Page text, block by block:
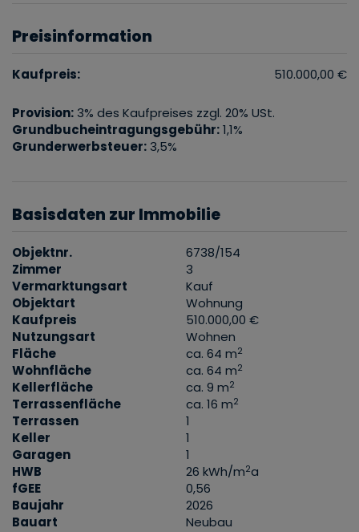
Preisinformation
Kaufpreis: 510.000,00 €
Provision: 3% des Kaufpreises zzgl. 20% USt.
Grundbucheintragungsgebühr:1,1%
Grunderwerbsteuer: 3,5%
Basisdaten zur Immobilie
Objektnr.
6738/154
Zimmer
3
Vermarktungsart
Kauf
Objektart
Wohnung
Kaufpreis
510.000,00 €
Nutzungsart
Wohnen
Fläche
ca. 64 m2
Wohnfläche ca. 64 m2
Kellerfläche ca. 9 m2
Terrassenfläche ca. 16 m2
Terrassen
1
Keller
1
Garagen
1
HWB
26 kWh/m2a
fGEE
0,56
Baujahr
2026
Bauart
Neubau